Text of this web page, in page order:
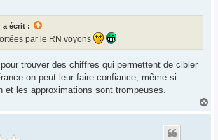
a écrit :
par le RN voyons
trouver des chiffres qui permettent de cibler
on peut leur faire confiance, même si
et les approximations sont trompeuses.